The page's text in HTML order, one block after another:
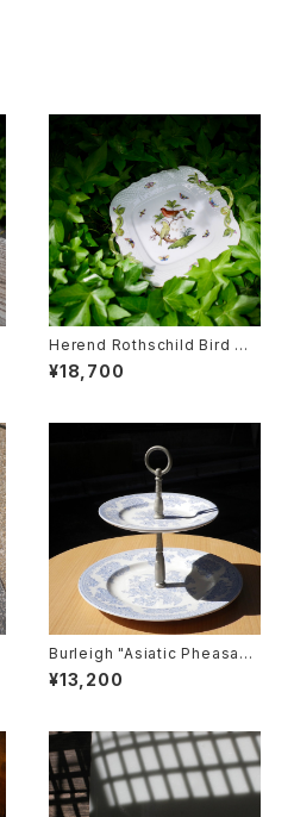
Herend Rothschild Bird ハ
ンドル付ケーキプレート
¥18,700
Burleigh "Asiatic Pheasant
s" ケーキスタンド
¥13,200